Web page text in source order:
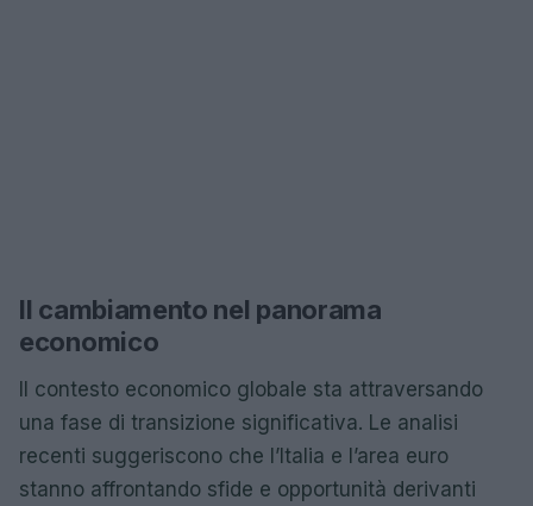
Il cambiamento nel panorama
economico
Il contesto economico globale sta attraversando
una fase di transizione significativa. Le analisi
recenti suggeriscono che l’Italia e l’area euro
stanno affrontando sfide e opportunità derivanti